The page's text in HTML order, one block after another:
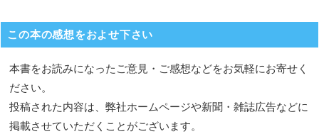
この本の感想をおよせ下さい
本書をお読みになったご意見・ご感想などをお気軽にお寄せく
ださい。
投稿された内容は、弊社ホームページや新聞・雑誌広告などに
掲載させていただくことがございます。